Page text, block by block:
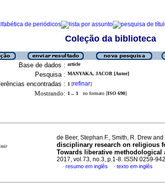
Coleção da biblioteca
Base de dados : article
Pesquisa : MANYAKA, JACOB [Autor]
encontradas : 1 [refinar]
Mostrando: 1 .. 1 no formato [ISO 690]
de Beer, Stephan F., Smith, R. Drew
disciplinary research on religious
Towards liberative methodological
2017, vol.73, no.3, p.1-8. ISSN 0259-
· resumo em inglês · texto em inglês